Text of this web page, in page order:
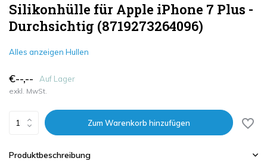
Silikonhülle für Apple iPhone 7 Plus -
Durchsichtig (8719273264096)
Alles anzeigen Hullen
€--,-- Auf Lager
exkl. MwSt.
Zum Warenkorb hinzufügen
Produktbeschreibung